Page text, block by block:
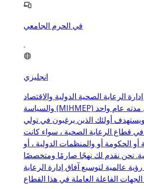
في الحرم الجامعي
انجليزي
الرعاية الصحية الدولية والاقتصاد
والسياسة (MIHMEP) هو برنامج بدوام كامل مدته عام واحد
، ويستهدف أولئك الذين يرغبون في تولي
قطاع الرعاية الصحية ، سواء كانت
الحكومة أو والمنظمات الدولية ، أو
نحن نقدم لك نهجًا صارمًا ومتخصصًا
عالمية لتوسيع آفاق إدارة الرعاية